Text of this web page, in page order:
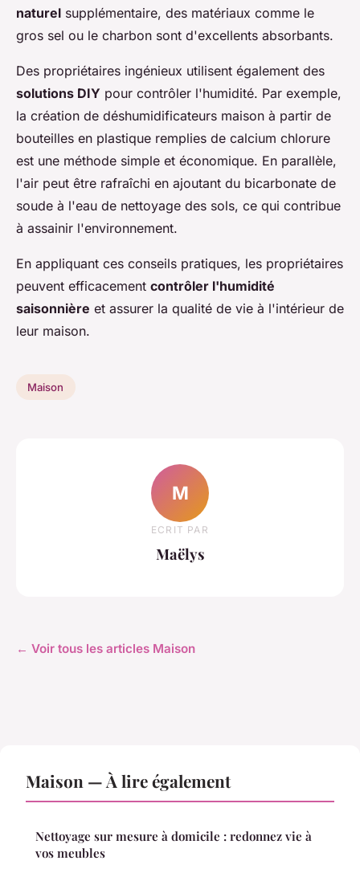
naturel supplémentaire, des matériaux comme le
gros sel ou le charbon sont d'excellents absorbants.
Des propriétaires ingénieux utilisent également des
solutions DIY pour contrôler l'humidité. Par exemple,
la création de déshumidificateurs maison à partir de
bouteilles en plastique remplies de calcium chlorure
est une méthode simple et économique. En parallèle,
l'air peut être rafraîchi en ajoutant du bicarbonate de
soude à l'eau de nettoyage des sols, ce qui contribue
à assainir l'environnement.
En appliquant ces conseils pratiques, les propriétaires
peuvent efficacement contrôler l'humidité
saisonnière et assurer la qualité de vie à l'intérieur de
leur maison.
Maison
M
ECRIT PAR
Maëlys
← Voir tous les articles Maison
Maison — À lire également
Nettoyage sur mesure à domicile : redonnez vie à
vos meubles